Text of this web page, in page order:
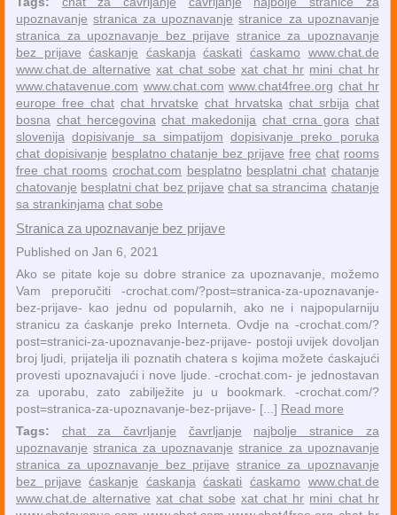
upoznavanje stranica za upoznavanje stranice za upoznavanje
stranica za upoznavanje bez prijave stranice za upoznavanje
bez prijave ćaskanje ćaskanja ćaskati ćaskamo
www.chat.de
www.chat.de alternative xat chat sobe xat chat hr mini chat hr
www.chatavenue.com www.chat.com www.chat4free.org chat hr
europe free chat chat hrvatske chat hrvatska chat srbija chat
bosna chat hercegovina chat makedonija chat crna gora chat
slovenija dopisivanje sa simpatijom dopisivanje preko poruka
chat dopisivanje besplatno chatanje bez prijave free chat rooms
free chat rooms crochat.com besplatno besplatni chat chatanje
chatovanje besplatni chat bez prijave chat sa strancima chatanje
sa strankinjama chat sobe
Stranica za upoznavanje bez prijave
Published on Jan 6, 2021
Ako se pitate koje su dobre stranice za upoznavanje, možemo
Vam preporučiti -crochat.com/?post=stranica-za-upoznavanje-
bez-prijave- kao jednu od popularnih, ako ne i najpopularniju
stranicu za ćaskanje preko Interneta. Ovdje na -crochat.com/?
post=stranici-za-upoznavanje-bez-prijave- postoji uvijek dovoljan
broj ljudi, prijatelja ili poznatih chatera s kojima možete ćaskajući
provesti upoznavajući i nove ljude. -crochat.com- je jednostavan
za uporabu, zato zabilježite ju u bookmark. -crochat.com/?
post=stranica-za-upoznavanje-bez-prijave- [...] Read more
Tags:
chat za čavrljanje čavrljanje
najbolje stranice za
upoznavanje stranica za upoznavanje stranice za upoznavanje
stranica za upoznavanje bez prijave stranice za upoznavanje
bez prijave ćaskanje ćaskanja ćaskati ćaskamo
www.chat.de
www.chat.de alternative xat chat sobe xat chat hr mini chat hr